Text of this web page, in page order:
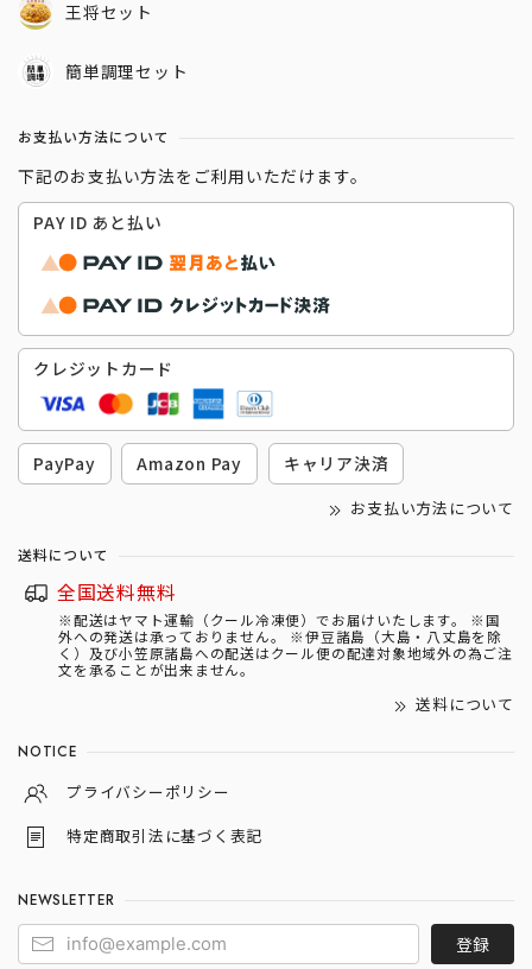
王将セット
簡単調理セット
お支払い方法について
下記のお支払い方法をご利用いただけます。
PAY ID あと払い
クレジットカード
PayPay Amazon Pay キャリア決済
お支払い方法について
送料について
全国送料無料
※配送はヤマト運輸（クール冷凍便）でお届けいたします。 ※国
外への発送は承っておりません。 ※伊豆諸島（大島・八丈島を除
く）及び小笠原諸島への配送はクール便の配達対象地域外の為ご注
文を承ることが出来ません。
送料について
NOTICE
プライバシーポリシー
特定商取引法に基づく表記
NEWSLETTER
登録